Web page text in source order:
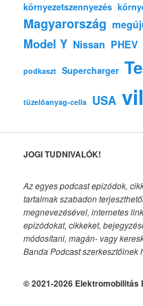
környezetszennyezés
Magyarország
Model Y Nissan PHEV
podkaszt Supercharger
tüzelőanyag-cella USA
JOGI TUDNIVALÓK!
Az egyes podcast epizódok,
tartalmak szabadon
megnevezésével, internetes
epizódokat, cikkeket,
módosítani, magán- vagy
Banda Podcast
© 2021-2026 Elektromobilitás